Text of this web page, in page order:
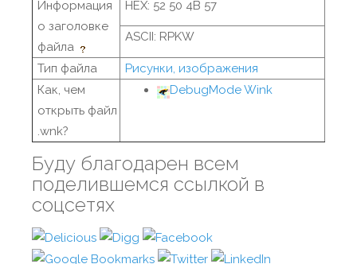
Информация
о заголовке
файла
HEX: 52 50 4B 57
ASCII: RPKW
Тип файла
Рисунки, изображения
Как, чем
открыть файл
.wnk?
DebugMode Wink
Буду благодарен всем
поделившемся ссылкой в
соцсетях